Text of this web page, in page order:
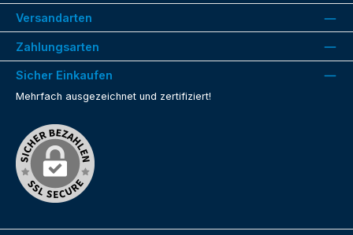
Versandarten
Zahlungsarten
Sicher Einkaufen
Mehrfach ausgezeichnet und zertifiziert!